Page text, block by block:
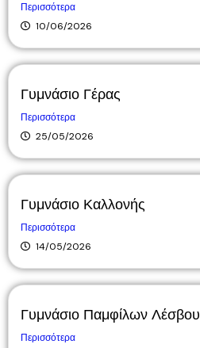
Περισσότερα
10/06/2026
Γυμνάσιο Γέρας
Περισσότερα
25/05/2026
Γυμνάσιο Καλλονής
Περισσότερα
14/05/2026
Γυμνάσιο Παμφίλων Λέσβου
Περισσότερα